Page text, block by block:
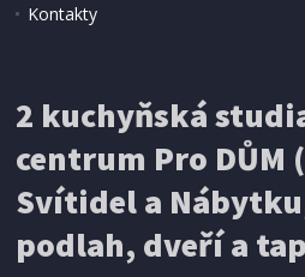
199 Kč
SÍŤ PROTI HMYZU
ProGarden KO-CY5910600
dveří magnetická 210 x 100
Kontakty
2 kuchyňská
centrum Pro DŮM
Svítidel a
podlah, dveří a